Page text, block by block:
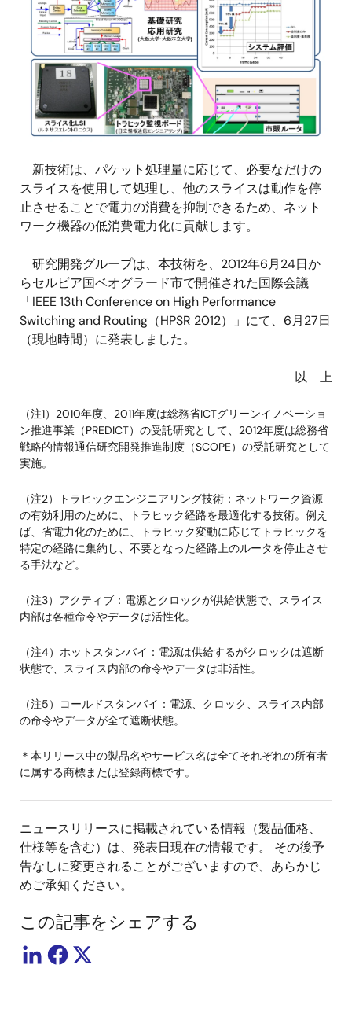
新技術は、パケット処理量に応じて、必要なだけの
スライスを使用して処理し、他のスライスは動作を停
止させることで電力の消費を抑制できるため、ネット
ワーク機器の低消費電力化に貢献します。
研究開発グループは、本技術を、2012年6月24日か
らセルビア国ベオグラード市で開催された国際会議
「IEEE 13th Conference on High Performance
Switching and Routing（HPSR 2012）」にて、6月27日
（現地時間）に発表しました。
以 上
（注1）2010年度、2011年度は総務省ICTグリーンイノベーショ
ン推進事業（PREDICT）の受託研究として、2012年度は総務省
戦略的情報通信研究開発推進制度（SCOPE）の受託研究として
実施。
（注2）トラヒックエンジニアリング技術：ネットワーク資源
の有効利用のために、トラヒック経路を最適化する技術。例え
ば、省電力化のために、トラヒック変動に応じてトラヒックを
特定の経路に集約し、不要となった経路上のルータを停止させ
る手法など。
（注3）アクティブ：電源とクロックが供給状態で、スライス
内部は各種命令やデータは活性化。
（注4）ホットスタンバイ：電源は供給するがクロックは遮断
状態で、スライス内部の命令やデータは非活性。
（注5）コールドスタンバイ：電源、クロック、スライス内部
の命令やデータが全て遮断状態。
＊本リリース中の製品名やサービス名は全てそれぞれの所有者
に属する商標または登録商標です。
ニュースリリースに掲載されている情報（製品価格、
仕様等を含む）は、発表日現在の情報です。 その後予
告なしに変更されることがございますので、あらかじ
めご承知ください。
この記事をシェアする